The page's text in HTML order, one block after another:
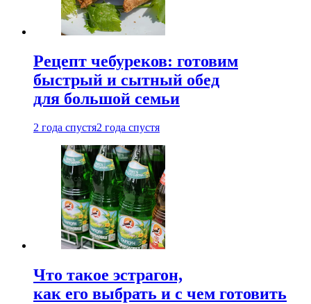
Рецепт чебуреков: готовим
быстрый и сытный обед
для большой семьи
2 года спустя2 года спустя
Что такое эстрагон,
как его выбрать и с чем готовить